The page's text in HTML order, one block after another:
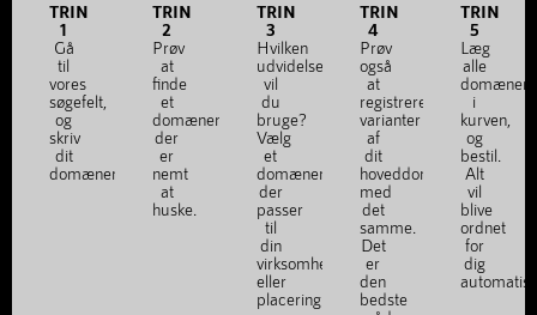
TRIN
1
Gå
til
vores
søgefelt,
og
skriv
dit
domænenavn.
TRIN
2
Prøv
at
finde
et
domænenavn,
der
er
nemt
at
huske.
TRIN
3
Hvilken
udvidelse
vil
du
bruge?
Vælg
et
domænenavn,
der
passer
til
din
virksomhed
eller
placering.
TRIN
4
Prøv
også
at
registrere
varianter
af
dit
hoveddomæne
med
det
samme.
Det
er
den
bedste
TRIN
5
Læg
alle
i
kurven,
og
bestil.
Alt
vil
blive
ordnet
for
dig
automatisk